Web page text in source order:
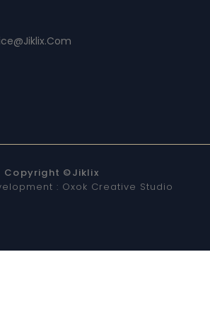
Copyright ©Jiklix
: Oxok Creative Studio